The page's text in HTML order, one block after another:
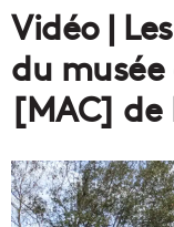
Vidéo |
du
[MAC] de